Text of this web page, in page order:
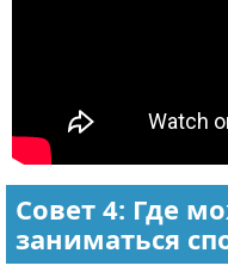
Совет 4: Где
заниматься